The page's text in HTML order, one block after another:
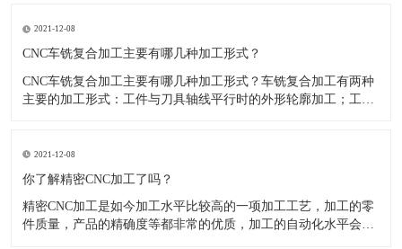
其他的常规材料，比如铜材和铝合金，究其原因有以下几个关键
因素： 一
2021-12-08
CNC车铣复合加工主要有哪几种加工形式？
CNC车铣复合加工主要有哪几种加工形式？车铣复合加工有两种
主要的加工形式：工件与刀具轴线平行时的外形轮廓加工；工件
2021-12-08
​你了解精密CNC加工了吗？
精密CNC加工是如今加工水平比较高的一项加工工艺，加工的零
件质量，产品的精确度等都非常的优质，加工的自动化水平会比